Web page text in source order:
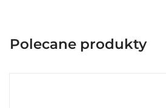
Polecane produkty